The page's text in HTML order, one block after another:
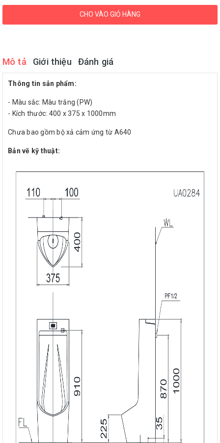
CHO VÀO GIỎ HÀNG
Mô tả Giới thiệu Đánh giá
Thông tin sản phẩm:
- Màu sắc: Màu trắng (PW)
- Kích thước: 400 x 375 x 1000mm
Chưa bao gồm bộ xả cảm ứng từ A640
Bản vẽ kỹ thuật: